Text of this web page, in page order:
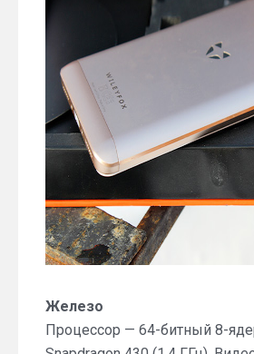
Железо
Процессор — 64-битный 8-